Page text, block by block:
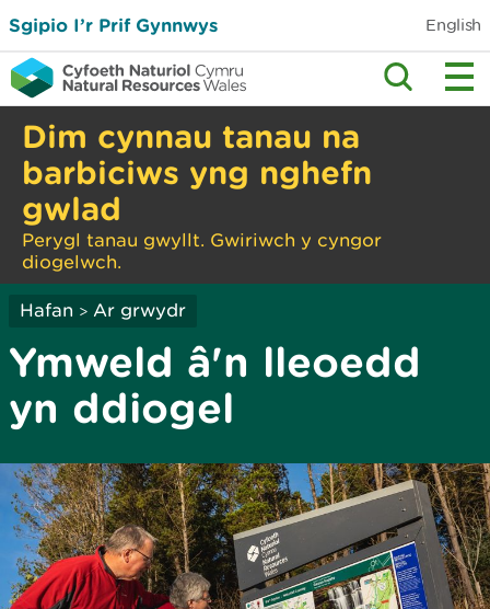
Sgipio I’r Prif Gynnwys English
Dim cynnau tanau na
barbiciws yng nghefn
gwlad
Perygl tanau gwyllt. Gwiriwch y cyngor
diogelwch.
Hafan > Ar grwydr
Ymweld â'n lleoedd
yn ddiogel